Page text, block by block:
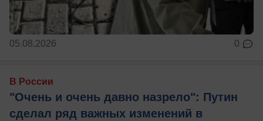
05.08.2026 0
В России
"Очень и очень давно назрело": Путин
сделал ряд важных изменений в